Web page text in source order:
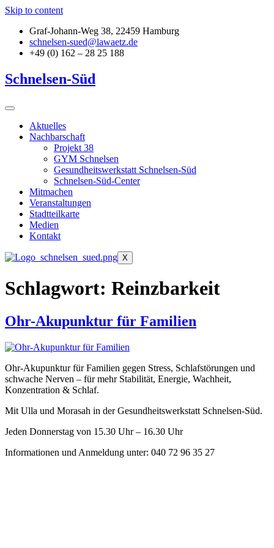
Skip to content
Graf-Johann-Weg 38, 22459 Hamburg
schnelsen-sued@lawaetz.de
+49 (0) 162 – 28 25 188
Schnelsen-Süd
Aktuelles
Nachbarschaft
Projekt 38
GYM Schnelsen
Gesundheitswerkstatt Schnelsen-Süd
Schnelsen-Süd-Center
Mitmachen
Veranstaltungen
Stadtteilkarte
Medien
Kontakt
X
Schlagwort: Reinzbarkeit
Ohr-Akupunktur für Familien
Ohr-Akupunktur für Familien gegen Stress, Schlafstörungen und
schwache Nerven – für mehr Stabilität, Energie, Wachheit,
Konzentration & Schlaf.
Mit Ulla und Morasah in der Gesundheitswerkstatt Schnelsen-Süd.
Jeden Donnerstag von 15.30 Uhr – 16.30 Uhr
Informationen und Anmeldung unter: 040 72 96 35 27